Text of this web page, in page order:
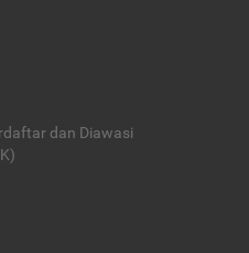
dan Diawasi